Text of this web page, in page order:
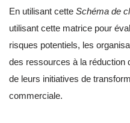
En utilisant cette Schéma de
utilisant cette matrice pour
risques potentiels, les
des ressources à la réduction
de leurs initiatives de
commerciale.